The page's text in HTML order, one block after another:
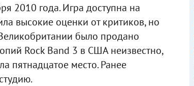
2010 года. Игра доступна на
высокие оценки от критиков, но
было продано
Rock Band 3 в США неизвестно,
пятнадцатое место. Ранее